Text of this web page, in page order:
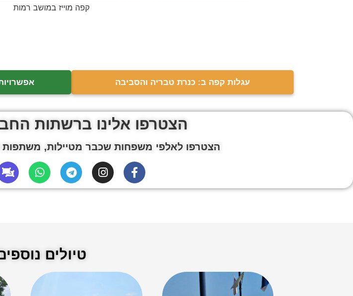
קפה מוייז במושב רמות
עגלות קפה ב: כנרת טבריה והסביבה
הצטרפו אלינו ברשתות
הצטרפו לאלפי משפחות שכבר מטיילות, משתפות
טיולים